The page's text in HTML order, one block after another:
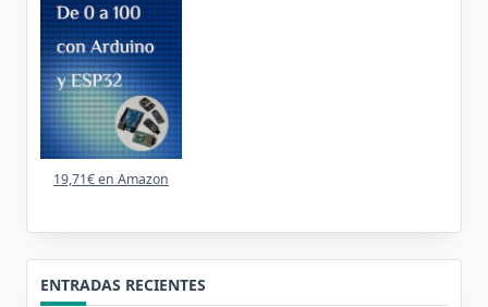
19,71€ en Amazon
ENTRADAS RECIENTES